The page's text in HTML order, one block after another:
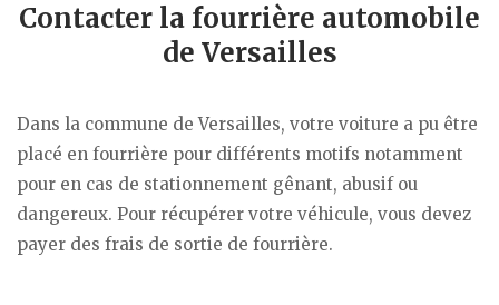
Contacter la fourrière automobile
de Versailles
Dans la commune de Versailles, votre voiture a pu être
placé en fourrière pour différents motifs notamment
pour en cas de stationnement gênant, abusif ou
dangereux. Pour récupérer votre véhicule, vous devez
payer des frais de sortie de fourrière.